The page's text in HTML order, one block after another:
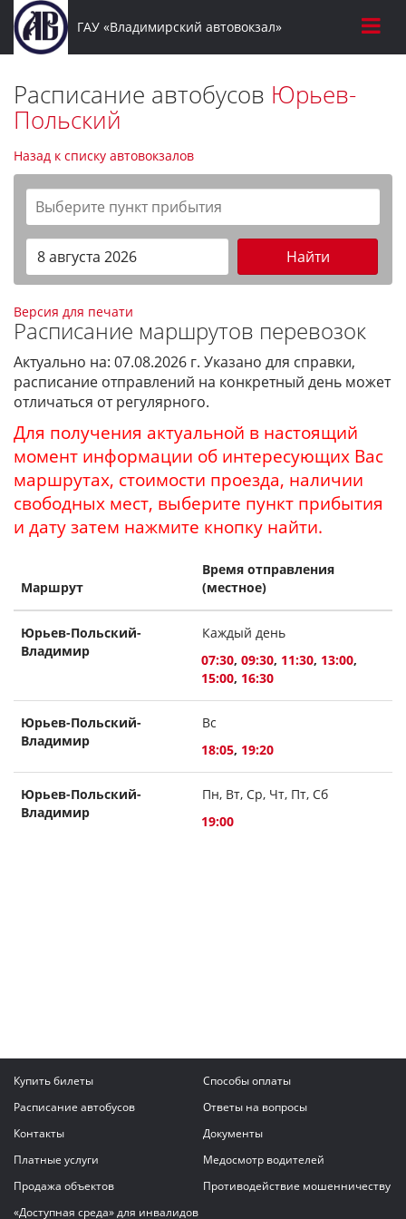
ГАУ «Владимирский автовокзал»
Расписание автобусов Юрьев-
Польский
Назад к списку автовокзалов
Найти
Версия для печати
Расписание маршрутов перевозок
Актуально на: 07.08.2026 г. Указано для справки,
расписание отправлений на конкретный день может
отличаться от регулярного.
Для получения актуальной в настоящий
момент информации об интересующих Вас
маршрутах, стоимости проезда, наличии
свободных мест, выберите пункт прибытия
и дату затем нажмите кнопку найти.
Маршрут
Время отправления
(местное)
Юрьев-Польский-
Владимир
Каждый день
07:30, 09:30, 11:30, 13:00,
15:00, 16:30
Юрьев-Польский-
Владимир
Вс
18:05, 19:20
Юрьев-Польский-
Владимир
Пн, Вт, Ср, Чт, Пт, Сб
19:00
Купить билеты
Способы оплаты
Расписание автобусов
Ответы на вопросы
Контакты
Документы
Платные услуги
Медосмотр водителей
Продажа объектов
Противодействие мошенничеству
«Доступная среда» для инвалидов